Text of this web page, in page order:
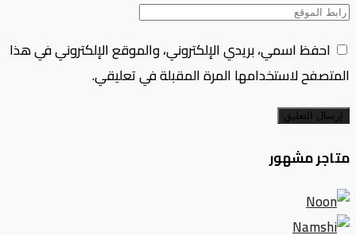
احفظ اسمي، بريدي الإلكتروني، والموقع الإلكتروني في هذا
المتصفح لاستخدامها المرة المقبلة في تعليقي.
إرسال التعليق
متاجر مشهور